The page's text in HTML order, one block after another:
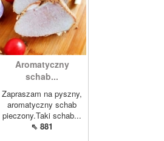
Aromatyczny
schab...
Zapraszam na pyszny,
aromatyczny schab
pieczony.Taki schab...
⇖ 881